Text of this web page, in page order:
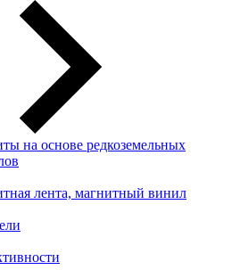
на основе редкоземельных
лента, магнитный винил